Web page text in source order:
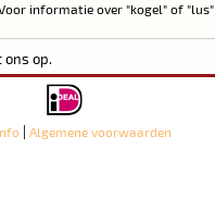
informatie over "kogel" of "lus"
op.
Algemene voorwaarden